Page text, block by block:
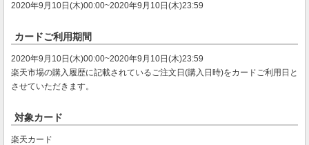
2020年9月10日(木)00:00~2020年9月10日(木)23:59
カードご利用期間
2020年9月10日(木)00:00~2020年9月10日(木)23:59
楽天市場の購入履歴に記載されているご注文日(購入日時)をカードご利用日と
させていただきます。
対象カード
楽天カード